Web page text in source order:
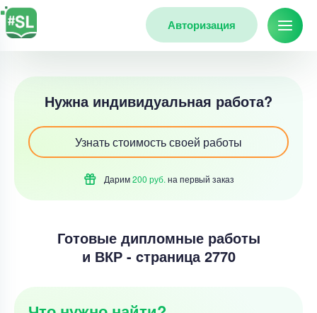
Авторизация
Нужна индивидуальная работа?
Узнать стоимость своей работы
Дарим200 руб. на первый заказ
Готовые дипломные работы
и ВКР - cтраница 2770